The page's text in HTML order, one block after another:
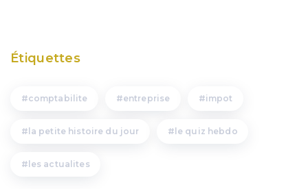
Étiquettes
comptabilite entreprise impot
la petite histoire du jour le quiz hebdo
les actualites